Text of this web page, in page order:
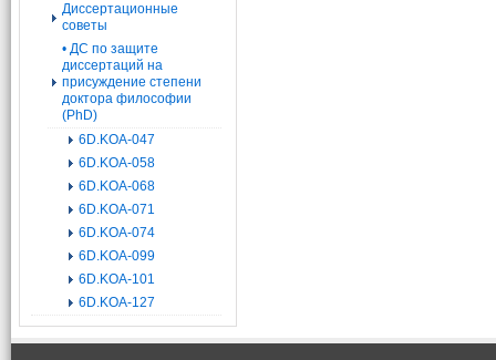
Диссертационные
советы
• ДС по защите
диссертаций на
присуждение степени
доктора философии
(PhD)
6D.KOA-047
6D.KOA-058
6D.KOA-068
6D.KOA-071
6D.KOA-074
6D.KOA-099
6D.KOA-101
6D.KOA-127